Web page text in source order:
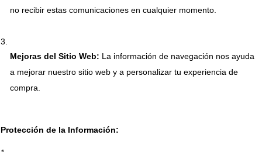
no recibir estas comunicaciones en cualquier momento.
Mejoras del Sitio Web: La información de navegación nos ayuda
a mejorar nuestro sitio web y a personalizar tu experiencia de
compra.
Protección de la Información: